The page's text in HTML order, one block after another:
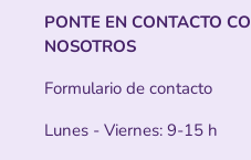
PONTE EN CONTACTO
NOSOTROS
Formulario de contacto
Lunes - Viernes: 9-15 h